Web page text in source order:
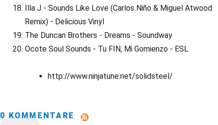
Illa J - Sounds Like Love (Carlos Niño & Miguel Atwood
Remix) - Delicious Vinyl
The Duncan Brothers - Dreams - Soundway
Ocote Soul Sounds - Tu FIN, Mi Gomienzo - ESL
http://www.ninjatune.net/solidsteel/
0 KOMMENTARE